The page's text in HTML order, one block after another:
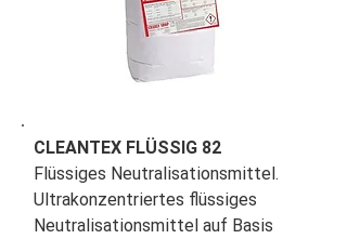
CLEANTEX FLÜSSIG 82
Flüssiges Neutralisationsmittel.
Ultrakonzentriertes flüssiges
Neutralisationsmittel auf Basis